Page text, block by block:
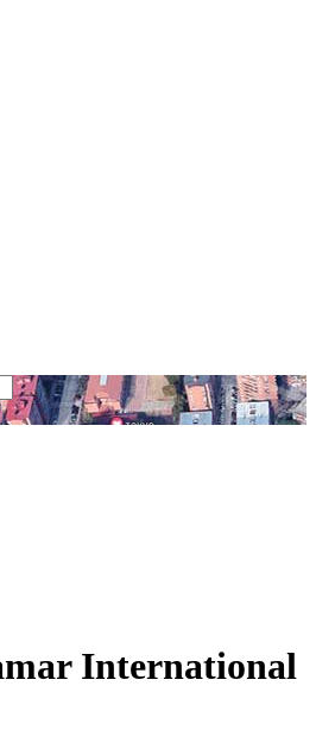
International